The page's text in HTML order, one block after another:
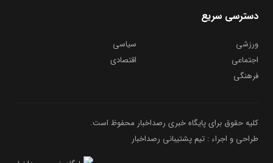
دسترسی سریع
ورزشی
سیاسی
اجتماعی
اقتصادی
فرهنگی
کلیه حقوق برای پایگاه خبری رصداخبار محفوظ است.
طراحی و اجراء : تیم پشتیبانی رصداخبار